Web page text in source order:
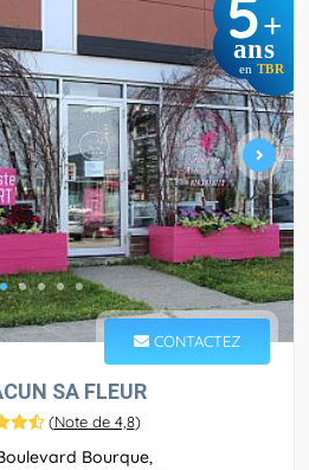
5+
ans
en TBR
CONTACTEZ
SA FLEUR
(Note de 4,8)
Bourque,